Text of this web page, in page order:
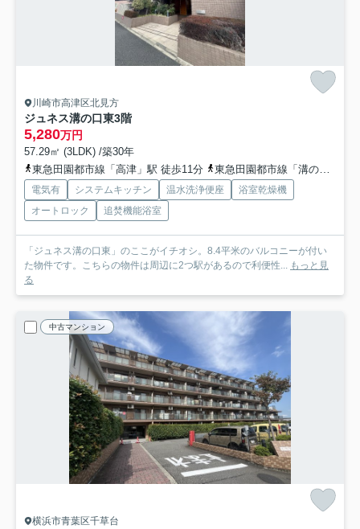
川崎市高津区北見方
ジュネス溝の口東3階
5,280万円
57.29㎡ (3LDK) /築30年
東急田園都市線「高津」駅 徒歩11分
東急田園都市線「溝の口」駅 徒歩18分
電気有 システムキッチン 温水洗浄便座
浴室乾燥機
オートロック
追焚機能浴室
「ジュネス溝の口東」のここがイチオシ。8.4平米のバルコニーが付い
た物件です。こちらの物件は周辺に2つ駅があるので利便性... もっと見
る
中古マンション
横浜市青葉区千草台